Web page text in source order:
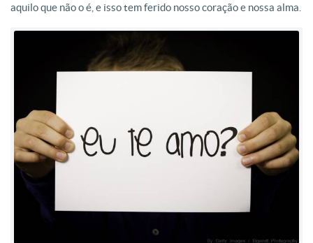
aquilo que não o é, e isso tem ferido nosso coração e nossa alma.